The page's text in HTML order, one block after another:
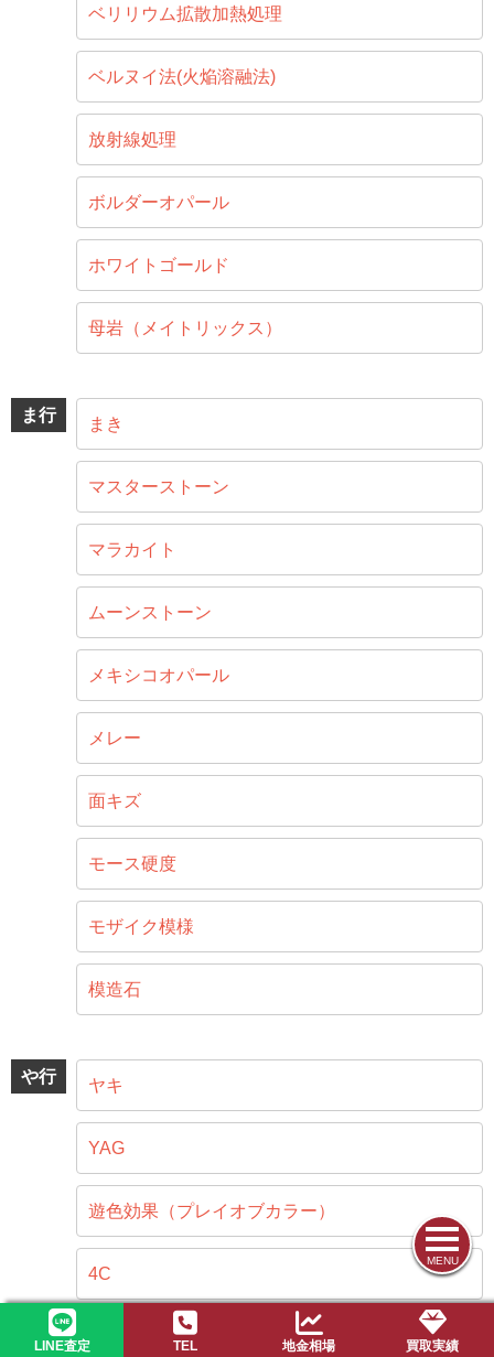
MENU
LINE査定 TEL 地金相場 買取実績
ベリリウム拡散加熱処理
ベルヌイ法(火焔溶融法)
放射線処理
ボルダーオパール
ホワイトゴールド
母岩（メイトリックス）
ま行 まき
マスターストーン
マラカイト
ムーンストーン
メキシコオパール
メレー
面キズ
モース硬度
モザイク模様
模造石
や行 ヤキ
YAG
遊色効果（プレイオブカラー）
4C